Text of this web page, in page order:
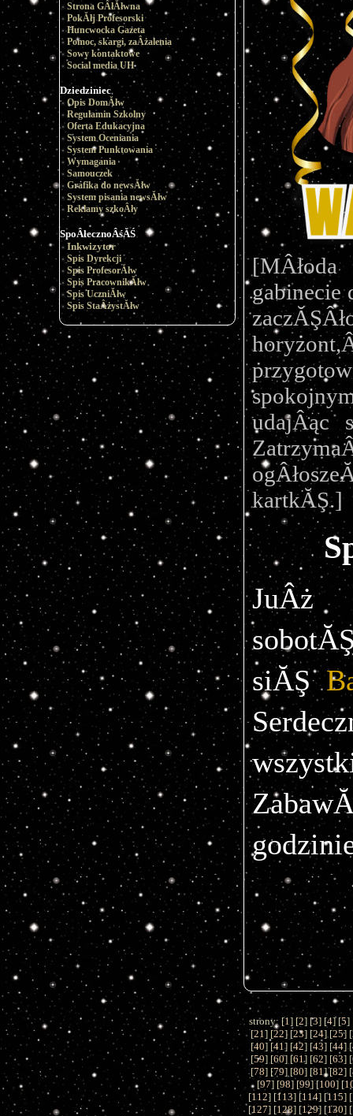
Strona GÂłĂłwna
PokĂłj Profesorski
Huncwocka Gazeta
Pomoc, skargi, zaÂżalenia
Sowy kontaktowe
Social media UH
Dziedziniec
Opis DomĂłw
Regulamin Szkolny
Oferta Edukacyjna
System Oceniania
System Punktowania
Wymagania
Samouczek
Grafika do newsĂłw
System pisania newsĂłw
Reklamy szkoÂły
SpoÂłecznoÂśĂŚ
Inkwizytor
Spis Dyrekcji
Spis ProfesorĂłw
Spis PracownikĂłw
Spis UczniĂłw
Spis StaÂżystĂłw
gabinecie
udajÂąc
kartkĂŞ.]
JuÂż
siĂŞ
strony: [1] [2] [3] [4] [5]
[21] [22] [23] [24] [25] [
[40] [41] [42] [43] [44] [
[59] [60] [61] [62] [63] [
[78] [79] [80] [81] [82] [
[97] [98] [99] [100] [
[112] [113] [114] [115] [
[127] [128] [129] [130] [